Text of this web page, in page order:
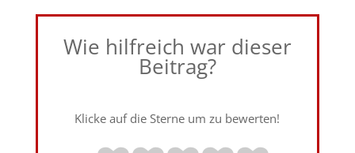
Wie hilfreich war dieser
Beitrag?
Klicke auf die Sterne um zu bewerten!